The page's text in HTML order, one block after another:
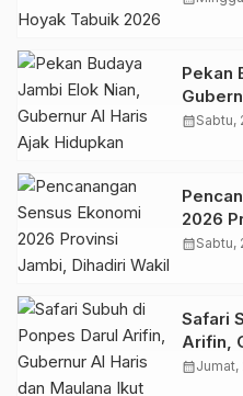
Pekan
Taman
calendar_monthSabtu,
2026
Wakil
calendar_monthSabtu,
Safari
Arifin,
calendar_monthJumat,